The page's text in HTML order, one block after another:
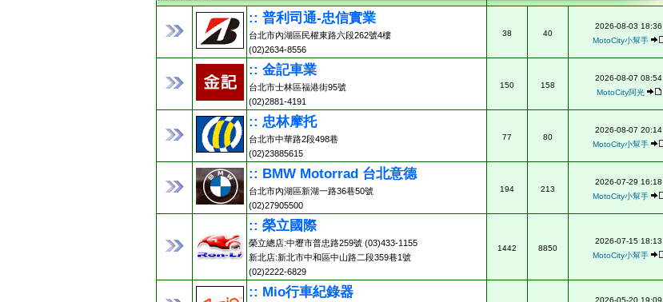
:: 普利司通-忠信實業
台北市內湖區民權東路六段262號4樓
(02)2634-8556
38 40
2026-08-03 18:36
MotoCity小幫手
:: 金記車業
台北市士林區福港街95號
(02)2881-4191
150 158
2026-08-07 08:54
MotoCity阿光
:: 忠林摩托
台北市中華路2段498巷
(02)23885615
77 80
2026-08-07 20:14
MotoCity小幫手
:: BMW Motorrad 台北意德
台北市內湖區新湖一路36巷50號
(02)27905500
194 213
2026-07-29 16:18
MotoCity小幫手
:: 榮立國際
榮立總店:中壢市普忠路259號 (03)433-1155
新北店:新北市中和區中山路二段359巷1號
(02)2222-6829
1442 8850
2026-07-15 18:13
MotoCity小幫手
:: Mio行車紀錄器
2026-05-20 19:09